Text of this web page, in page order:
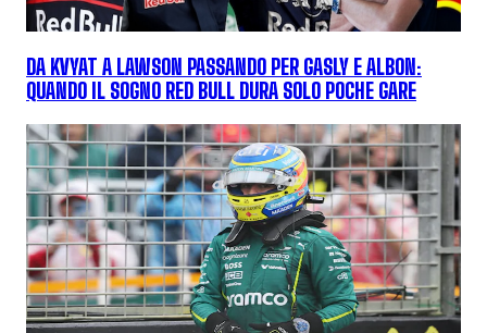
DA KVYAT A LAWSON PASSANDO PER GASLY E ALBON:
QUANDO IL SOGNO RED BULL DURA SOLO POCHE GARE